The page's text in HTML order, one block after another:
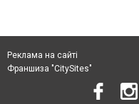
Реклама на сайті
Франшиза "CitySites"